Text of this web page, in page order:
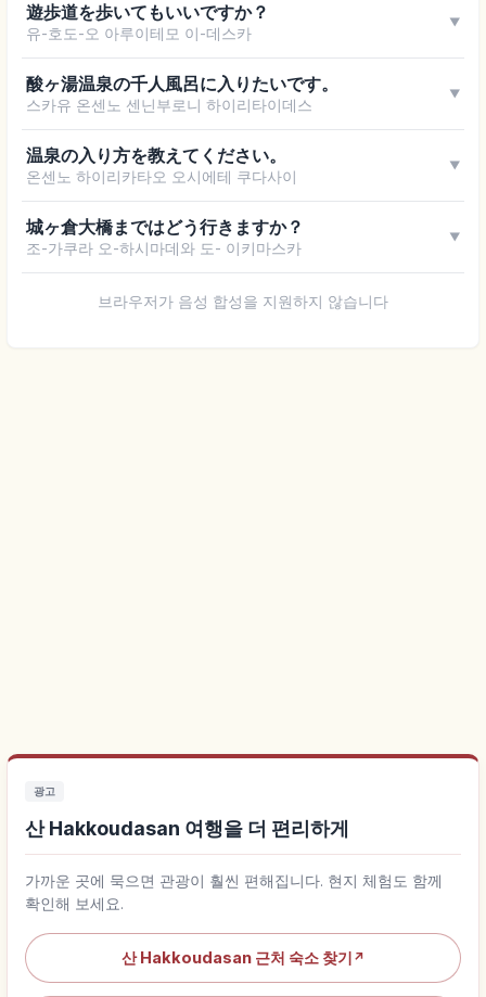
遊歩道を歩いてもいいですか？
유-호도-오 아루이테모 이-데스카
▼
酸ヶ湯温泉の千人風呂に入りたいです。
스카유 온센노 센닌부로니 하이리타이데스
▼
温泉の入り方を教えてください。
온센노 하이리카타오 오시에테 쿠다사이
▼
城ヶ倉大橋まではどう行きますか？
조-가쿠라 오-하시마데와 도- 이키마스카
▼
브라우저가 음성 합성을 지원하지 않습니다
광고
산 Hakkoudasan 여행을 더 편리하게
가까운 곳에 묵으면 관광이 훨씬 편해집니다. 현지 체험도 함께
확인해 보세요.
산 Hakkoudasan 근처 숙소 찾기 ↗